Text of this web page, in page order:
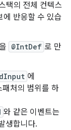
택의 전체 컨텍스
에 반응할 수 있습
을 @IntDef 로 만
에
처의 범위를 하
와 같은 이벤트는
생합니다.